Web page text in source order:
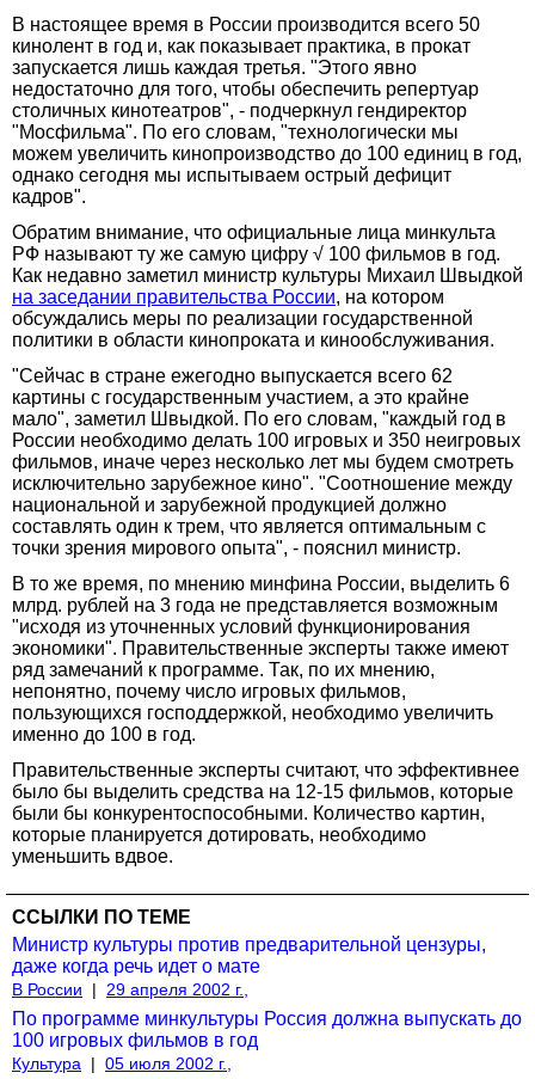
В настоящее время в России производится всего 50
кинолент в год и, как показывает практика, в прокат
запускается лишь каждая третья. "Этого явно
недостаточно для того, чтобы обеспечить репертуар
столичных кинотеатров", - подчеркнул гендиректор
"Мосфильма". По его словам, "технологически мы
можем увеличить кинопроизводство до 100 единиц в год,
однако сегодня мы испытываем острый дефицит
кадров".
Обратим внимание, что официальные лица минкульта
РФ называют ту же самую цифру √ 100 фильмов в год.
Как недавно заметил министр культуры Михаил Швыдкой
на заседании правительства России, на котором
обсуждались меры по реализации государственной
политики в области кинопроката и кинообслуживания.
"Сейчас в стране ежегодно выпускается всего 62
картины с государственным участием, а это крайне
мало", заметил Швыдкой. По его словам, "каждый год в
России необходимо делать 100 игровых и 350 неигровых
фильмов, иначе через несколько лет мы будем смотреть
исключительно зарубежное кино". "Соотношение между
национальной и зарубежной продукцией должно
составлять один к трем, что является оптимальным с
точки зрения мирового опыта", - пояснил министр.
В то же время, по мнению минфина России, выделить 6
млрд. рублей на 3 года не представляется возможным
"исходя из уточненных условий функционирования
экономики". Правительственные эксперты также имеют
ряд замечаний к программе. Так, по их мнению,
непонятно, почему число игровых фильмов,
пользующихся господдержкой, необходимо увеличить
именно до 100 в год.
Правительственные эксперты считают, что эффективнее
было бы выделить средства на 12-15 фильмов, которые
были бы конкурентоспособными. Количество картин,
которые планируется дотировать, необходимо
уменьшить вдвое.
ССЫЛКИ ПО ТЕМЕ
Министр культуры против предварительной цензуры,
даже когда речь идет о мате
В России | 29 апреля 2002 г.,
По программе минкультуры Россия должна выпускать до
100 игровых фильмов в год
Культура | 05 июля 2002 г.,